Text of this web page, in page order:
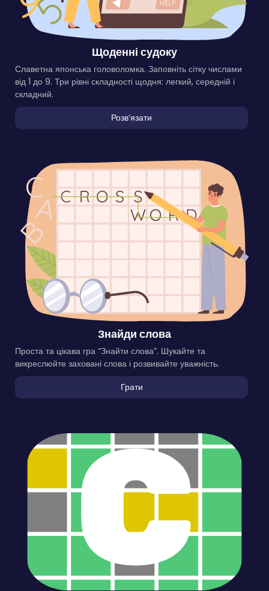
Щоденні судоку
Славетна японська головоломка. Заповніть сітку числами
від 1 до 9. Три рівні складності щодня: легкий, середній і
складний.
Розвʼязати
Знайди слова
Проста та цікава гра “Знайти слова”. Шукайте та
викреслюйте заховані слова і розвивайте уважність.
Грати